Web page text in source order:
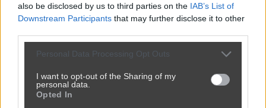
also be disclosed by us to third parties on the IAB’s List of
Downstream Participants that may further disclose it to other
Personal Data Processing Opt Outs
I want to opt-out of the Sharing of my
personal data.
Opted In